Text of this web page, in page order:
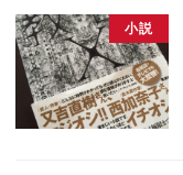
小説